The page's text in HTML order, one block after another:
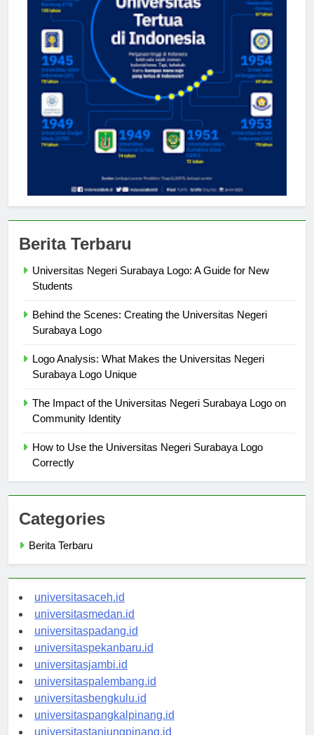
Universitas Negeri Surabaya Logo: A Guide for New
Behind the Scenes: Creating the Universitas Negeri
Logo Analysis: What Makes the Universitas Negeri
The Impact of the Universitas Negeri Surabaya Logo on
How to Use the Universitas Negeri Surabaya Logo
Categories
universitasaceh.id
universitasmedan.id
universitaspadang.id
universitaspekanbaru.id
universitasjambi.id
universitaspalembang.id
universitasbengkulu.id
universitaspangkalpinang.id